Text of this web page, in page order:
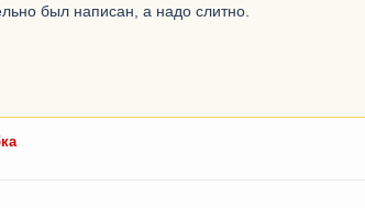
был написан, а надо слитно.